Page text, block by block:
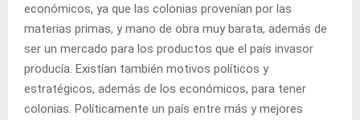
económicos, ya que las colonias provenían por las
materias primas, y mano de obra muy barata, además de
ser un mercado para los productos que el país invasor
producía. Existían también motivos políticos y
estratégicos, además de los económicos, para tener
colonias. Políticamente un país entre más y mejores